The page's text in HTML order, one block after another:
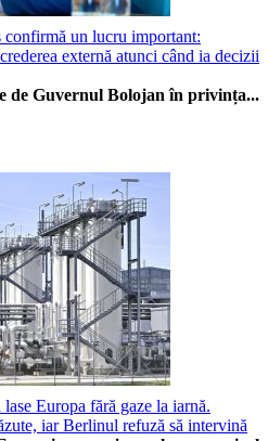
confirmă un lucru important:
externă atunci când ia decizii
de Guvernul Bolojan în privința...
Europa fără gaze la iarnă.
iar Berlinul refuză să intervină